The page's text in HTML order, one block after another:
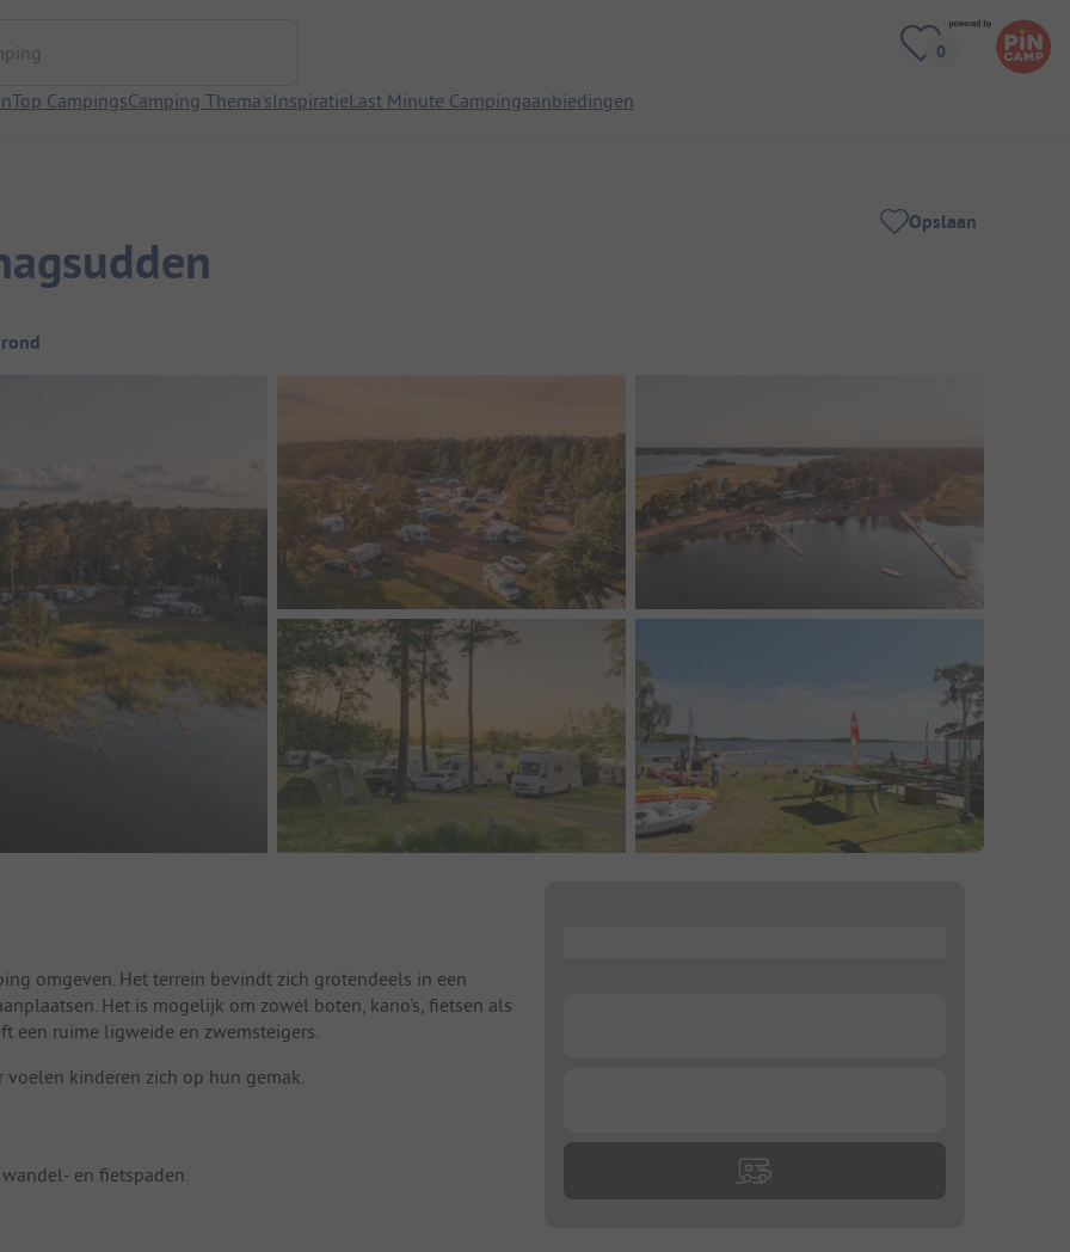
Top CampingsCamping Thema'sInspiratieLast Minute Campingaanbiedingen
Opslaan
omgeven. Het terrein bevindt zich grotendeels in een
Het is mogelijk om zowel boten, kano's, fietsen als
een ruime ligweide en zwemsteigers.
kinderen zich op hun gemak.
en fietspaden.